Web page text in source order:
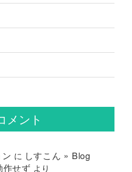
メント
に しすこん » Blog
せず より